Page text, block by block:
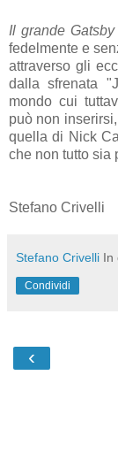
Il grande Gatsby
fedelmente e
attraverso gli
dalla sfrenata
mondo cui
può non
quella di Nick
che non tutto sia
Stefano Crivelli
Stefano Crivelli In
Condividi
‹